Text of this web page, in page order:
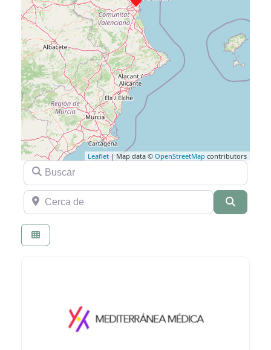
Leaflet | Map data © OpenStreetMap contributors
Buscar
Cerca de